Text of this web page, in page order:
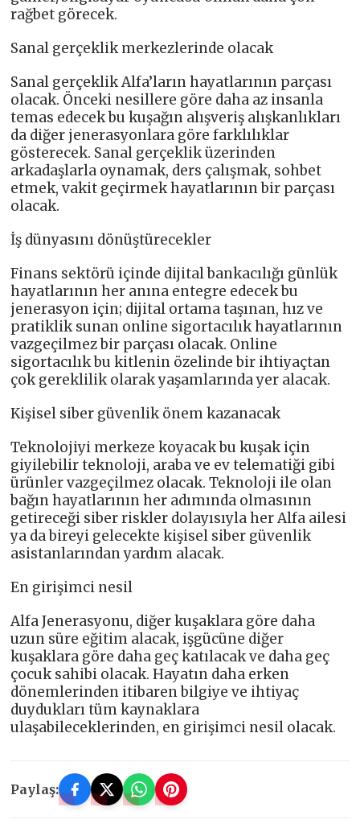
rağbet görecek.
Sanal gerçeklik merkezlerinde olacak
Sanal gerçeklik Alfa’ların hayatlarının parçası
olacak. Önceki nesillere göre daha az insanla
temas edecek bu kuşağın alışveriş alışkanlıkları
da diğer jenerasyonlara göre farklılıklar
gösterecek. Sanal gerçeklik üzerinden
arkadaşlarla oynamak, ders çalışmak, sohbet
etmek, vakit geçirmek hayatlarının bir parçası
olacak.
İş dünyasını dönüştürecekler
Finans sektörü içinde dijital bankacılığı günlük
hayatlarının her anına entegre edecek bu
jenerasyon için; dijital ortama taşınan, hız ve
pratiklik sunan online sigortacılık hayatlarının
vazgeçilmez bir parçası olacak. Online
sigortacılık bu kitlenin özelinde bir ihtiyaçtan
çok gereklilik olarak yaşamlarında yer alacak.
Kişisel siber güvenlik önem kazanacak
Teknolojiyi merkeze koyacak bu kuşak için
giyilebilir teknoloji, araba ve ev telematiği gibi
ürünler vazgeçilmez olacak. Teknoloji ile olan
bağın hayatlarının her adımında olmasının
getireceği siber riskler dolayısıyla her Alfa ailesi
ya da bireyi gelecekte kişisel siber güvenlik
asistanlarından yardım alacak.
En girişimci nesil
Alfa Jenerasyonu, diğer kuşaklara göre daha
uzun süre eğitim alacak, işgücüne diğer
kuşaklara göre daha geç katılacak ve daha geç
çocuk sahibi olacak. Hayatın daha erken
dönemlerinden itibaren bilgiye ve ihtiyaç
duydukları tüm kaynaklara
ulaşabileceklerinden, en girişimci nesil olacak.
Paylaş: